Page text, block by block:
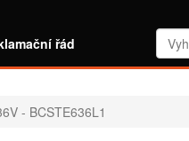
řád
- BCSTE636L1